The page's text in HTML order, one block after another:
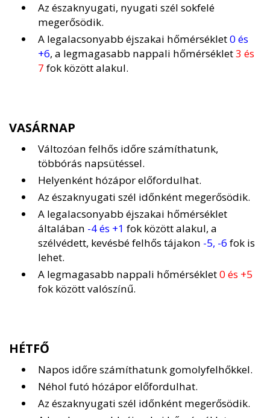
Az északnyugati, nyugati szél sokfelé
megerősödik.
A legalacsonyabb éjszakai hőmérséklet0 és
+6, a legmagasabb nappali hőmérséklet3 és
7 fok között alakul.
VASÁRNAP
Változóan felhős időre számíthatunk,
többórás napsütéssel.
Helyenként hózápor előfordulhat.
Az északnyugati szél időnként megerősödik.
A legalacsonyabb éjszakai hőmérséklet
általában -4 és +1 fok között alakul, a
szélvédett, kevésbé felhős tájakon -5, -6 fok is
lehet.
A legmagasabb nappali hőmérséklet0 és +5
fok között valószínű.
HÉTFŐ
Napos időre számíthatunk gomolyfelhőkkel.
Néhol futó hózápor előfordulhat.
Az északnyugati szél időnként megerősödik.